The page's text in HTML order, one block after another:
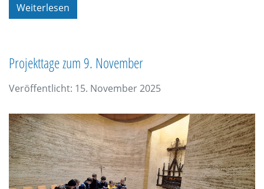
Weiterlesen
Projekttage zum 9. November
Veröffentlicht: 15. November 2025